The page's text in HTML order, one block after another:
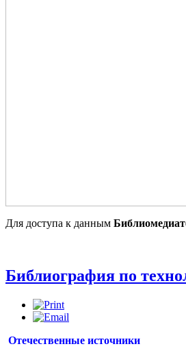
Для доступа к данным
Библиография по
Отечественные источники